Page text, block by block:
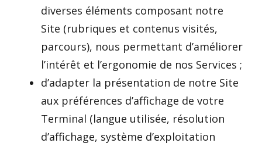
diverses éléments composant notre
Site (rubriques et contenus visités,
parcours), nous permettant d’améliorer
l’intérêt et l’ergonomie de nos Services ;
d’adapter la présentation de notre Site
aux préférences d’affichage de votre
Terminal (langue utilisée, résolution
d’affichage, système d’exploitation